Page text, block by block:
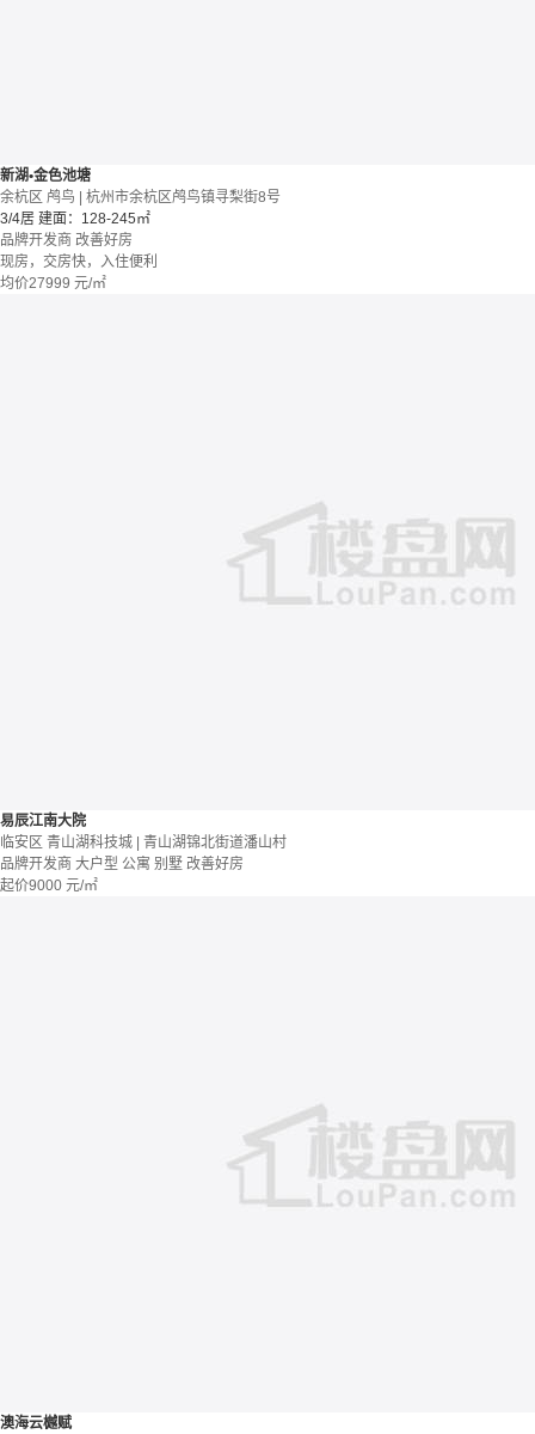
新湖•金色池塘
余杭区 鸬鸟 | 杭州市余杭区鸬鸟镇寻梨街8号
3/4居 建面：128-245㎡
品牌开发商 改善好房
现房，交房快，入住便利
均价27999 元/㎡
易辰江南大院
临安区 青山湖科技城 | 青山湖锦北街道潘山村
品牌开发商 大户型 公寓 别墅 改善好房
起价9000 元/㎡
澳海云樾赋